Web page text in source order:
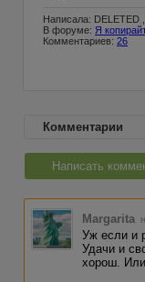
Написала: DELETED
В форуме: Я
Комментариев: 26
Комментарии
Написать
Margarita
Уж если и
Удачи и
хорош.